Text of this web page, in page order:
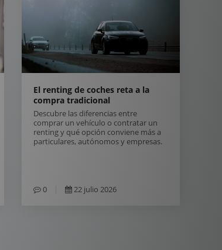
El renting de coches reta a la
compra tradicional
Descubre las diferencias entre
comprar un vehículo o contratar un
renting y qué opción conviene más a
particulares, autónomos y empresas.
0 22 julio 2026